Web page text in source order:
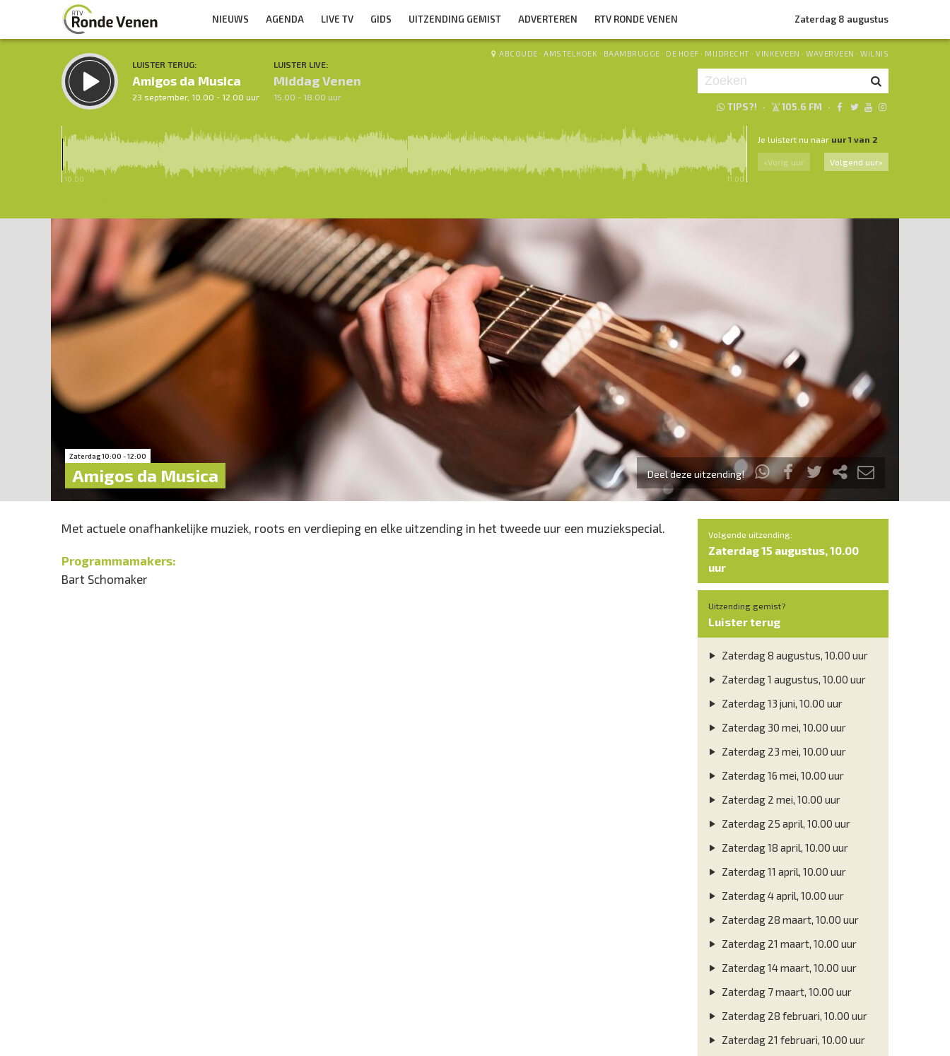
NIEUWS AGENDA LIVE TV GIDS UITZENDING GEMIST ADVERTEREN RTV RONDE VENEN Zaterdag 8 augustus
LUISTER TERUG:
Amigos da Musica
23 september, 10.00 - 12.00 uur
LUISTER LIVE:
Middag Venen
15.00 - 18.00 uur
ABCOUDE · AMSTELHOEK · BAAMBRUGGE · DE HOEF · MIJDRECHT · VINKEVEEN · WAVERVEEN · WILNIS
TIPS?! · 105.6 FM ·
10.00 11.00
Je luistert nu naar uur 1 van 2
«Vorig uur Volgend uur»
Zaterdag 10:00 - 12:00
Amigos da Musica Deel deze uitzending!
Met actuele onafhankelijke muziek, roots en verdieping en elke uitzending in het tweede uur een muziekspecial.
Programmamakers:
Bart Schomaker
Volgende uitzending:
Zaterdag 15 augustus, 10.00
uur
Uitzending gemist?
Luister terug
Zaterdag 8 augustus, 10.00 uur
Zaterdag 1 augustus, 10.00 uur
Zaterdag 13 juni, 10.00 uur
Zaterdag 30 mei, 10.00 uur
Zaterdag 23 mei, 10.00 uur
Zaterdag 16 mei, 10.00 uur
Zaterdag 2 mei, 10.00 uur
Zaterdag 25 april, 10.00 uur
Zaterdag 18 april, 10.00 uur
Zaterdag 11 april, 10.00 uur
Zaterdag 4 april, 10.00 uur
Zaterdag 28 maart, 10.00 uur
Zaterdag 21 maart, 10.00 uur
Zaterdag 14 maart, 10.00 uur
Zaterdag 7 maart, 10.00 uur
Zaterdag 28 februari, 10.00 uur
Zaterdag 21 februari, 10.00 uur